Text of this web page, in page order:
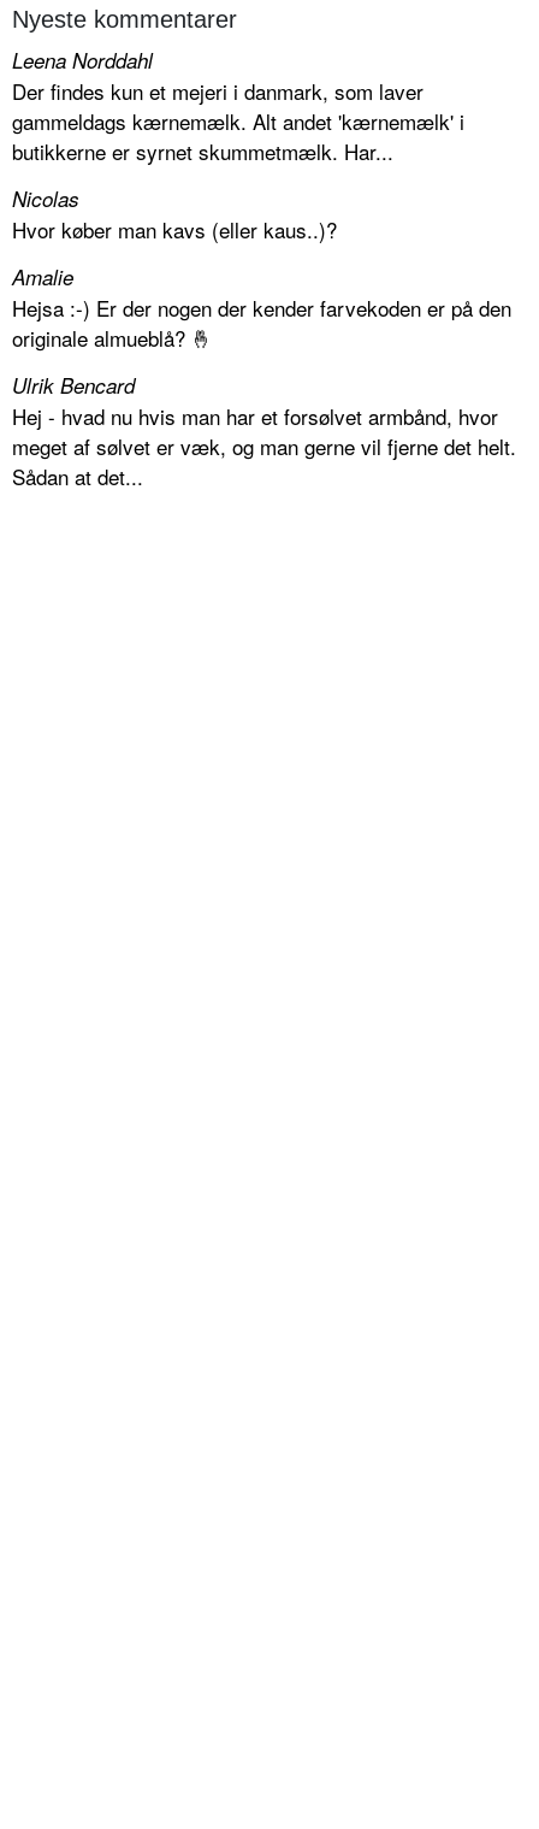
Nyeste kommentarer
Leena Norddahl
Der findes kun et mejeri i danmark, som laver
gammeldags kærnemælk. Alt andet 'kærnemælk' i
butikkerne er syrnet skummetmælk. Har...
Nicolas
Hvor køber man kavs (eller kaus..)?
Amalie
Hejsa :-) Er der nogen der kender farvekoden er på den
originale almueblå? 🤞
Ulrik Bencard
Hej - hvad nu hvis man har et forsølvet armbånd, hvor
meget af sølvet er væk, og man gerne vil fjerne det helt.
Sådan at det...